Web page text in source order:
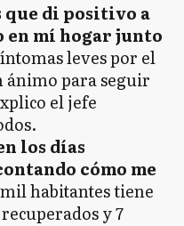
di positivo a
en mí hogar junto
leves por el
ánimo para seguir
el jefe
los días
cómo me
habitantes tiene
recuperados y 7